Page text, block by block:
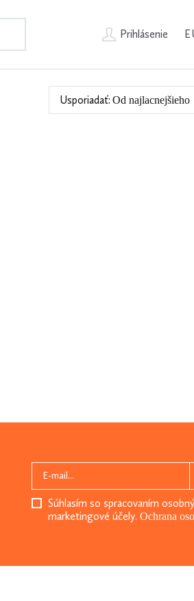
Prihlásenie
Usporiadať: Od najlacnejšieho
Súhlasím so spracovaním
marketingové účely. Ochrana